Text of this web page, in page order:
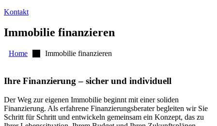
Kontakt
Immobilie finanzieren
Home Immobilie finanzieren
Ihre Finanzierung – sicher und individuell
Der Weg zur eigenen Immobilie beginnt mit einer soliden
Finanzierung. Als erfahrene Finanzierungsberater begleiten wir Sie
Schritt für Schritt und entwickeln gemeinsam ein Konzept, das zu